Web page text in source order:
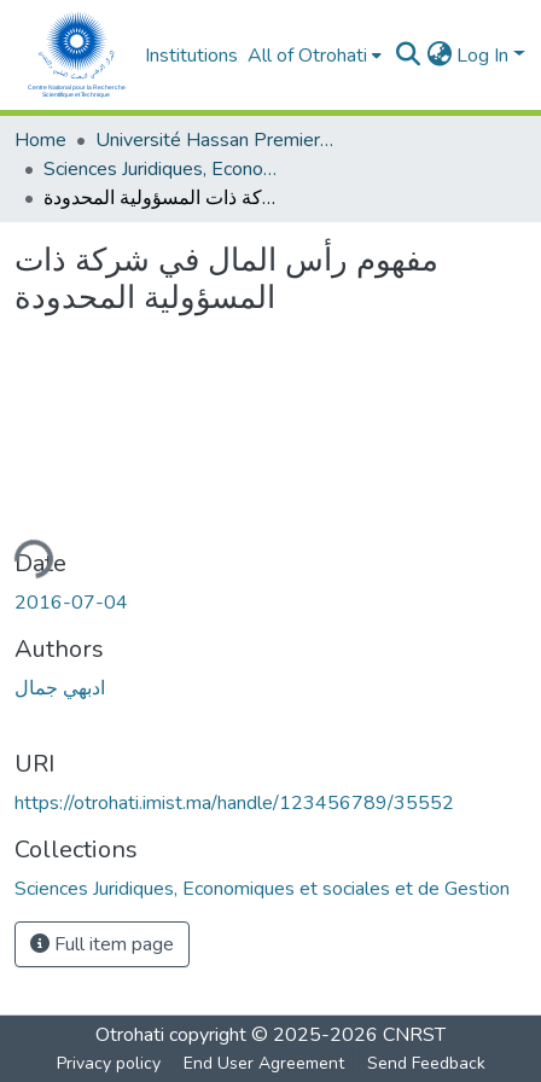
Institutions All of Otrohati Log In
Home
Université Hassan Premier- Settat
Sciences Juridiques, Economiques et sociales et de Gestion
مفهوم رأس المال في شركة ذات المسؤولية المحدودة
مفهوم رأس المال في شركة ذات
المسؤولية المحدودة
Date
2016-07-04
Authors
ادبهي جمال
URI
https://otrohati.imist.ma/handle/123456789/35552
Collections
Sciences Juridiques, Economiques et sociales et de Gestion
Full item page
Otrohati copyright © 2025-2026 CNRST
Privacy policy End User Agreement Send Feedback